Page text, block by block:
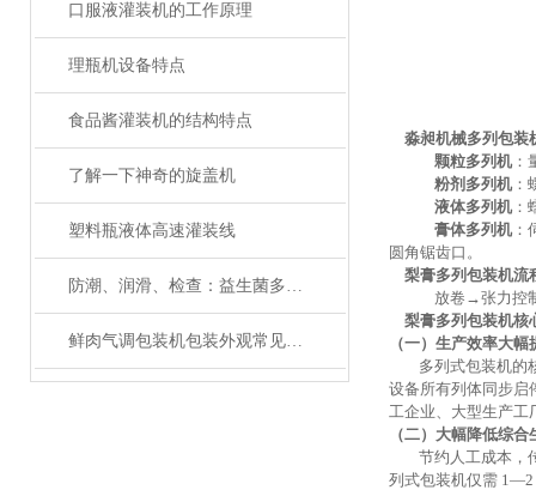
口服液灌装机的工作原理
理瓶机设备特点
食品酱灌装机的结构特点
了解一下神奇的旋盖机
塑料瓶液体高速灌装线
防潮、润滑、检查：益生菌多列包装机维护三大关键词
鲜肉气调包装机包装外观常见问题与处理方法
淼昶机械多列包装
颗粒多列机：
粉剂多列机：
液体多列机：
膏体多列机：
圆角锯齿口。
梨膏多列包装机流
放卷 →张力控
梨膏多列包装机核
（一）生产效率大
多列式包装机的
设备所有列体同步启
工企业、大型生产工
（二）大幅降低综
节约人工成本 ，
列式包装机仅需 1—2